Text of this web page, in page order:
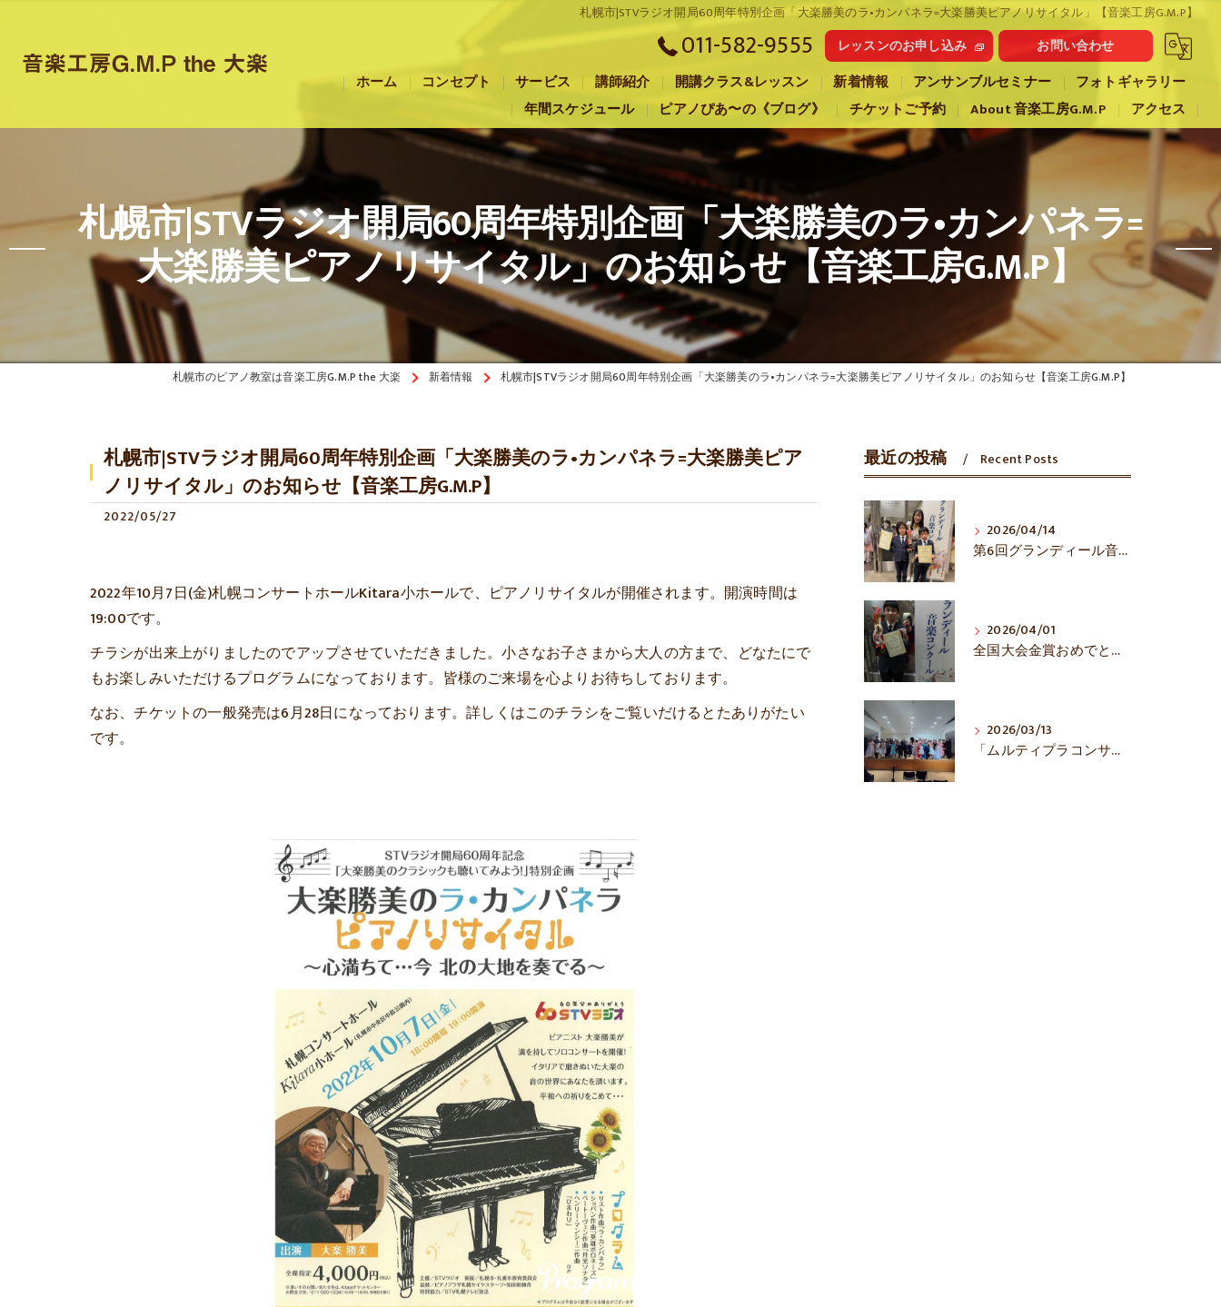
札幌市|STVラジオ開局60周年特別企画「大楽勝美のラ•カンパネラ=大楽勝美ピアノリサイタル」【音楽工房G.M.P】
011-582-9555 レッスンのお申し込み お問い合わせ
ホーム コンセプト
札幌市のピアノ教室･音楽工房G.M.P the 大楽の口コミ情報
札幌市のピアノ教室･音楽工房G.M.P the 大楽の評判
札幌市のピアノ教室･音楽工房G.M.P the 大楽のお客様の声
サービス 講師紹介 開講クラス&レッスン 新着情報 アンサンブルセミナー
フォトギャラリー
年間スケジュール
ピアノぴあ〜の《ブログ》 チケットご予約 About 音楽工房G.M.P アクセス
札幌市|STVラジオ開局60周年特別企画「大楽勝美のラ•カンパネラ=
大楽勝美ピアノリサイタル」のお知らせ【音楽工房G.M.P】
札幌市のピアノ教室は音楽工房G.M.P the 大楽 新着情報 札幌市|STVラジオ開局60周年特別企画「大楽勝美のラ•カンパネラ=大楽勝美ピアノリサイタル」のお知らせ【音楽工房G.M.P】
札幌市|STVラジオ開局60周年特別企画「大楽勝美のラ•カンパネラ=大楽勝美ピア
ノリサイタル」のお知らせ【音楽工房G.M.P】
2022/05/27
2022年10月7日(金)札幌コンサートホールKitara小ホールで、ピアノリサイタルが開催されます。開演時間は
19:00です。
チラシが出来上がりましたのでアップさせていただきました。小さなお子さまから大人の方まで、どなたにで
もお楽しみいただけるプログラムになっております。皆様のご来場を心よりお待ちしております。
なお、チケットの一般発売は6月28日になっております。詳しくはこのチラシをご覧いだけるとたありがたい
です。
最近の投稿 Recent Posts
2026/04/14
第6回グランディール音楽コンクール全国大会入賞おめでとう！
2026/04/01
全国大会金賞おめでとうございます！
2026/03/13
「ムルティプラコンサート」熱演でした！